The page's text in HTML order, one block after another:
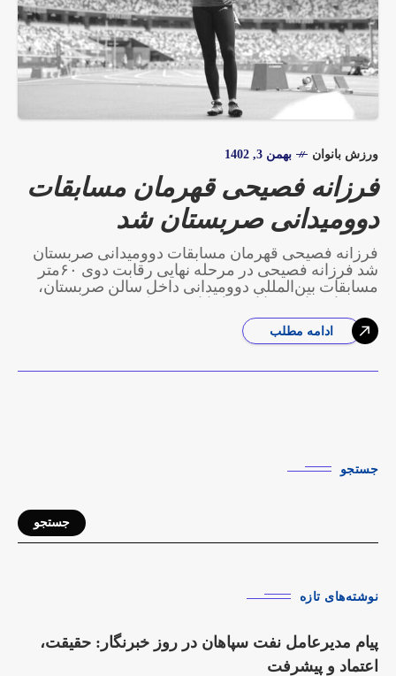
ورزش بانوان بهمن 3, 1402
فرزانه فصیحی قهرمان مسابقات
دوومیدانی صربستان شد
فرزانه فصیحی قهرمان مسابقات دوومیدانی صربستان
شد فرزانه فصیحی در مرحله نهایی رقابت دوی ۶۰متر
مسابقات بین‌المللی دوومیدانی داخل سالن صربستان،
ادامه مطلب
جستجو
جستجو
نوشته‌های تازه
پیام مدیرعامل نفت سپاهان در روز خبرنگار: حقیقت،
اعتماد و پیشرفت